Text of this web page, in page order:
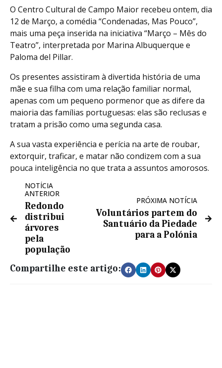
O Centro Cultural de Campo Maior recebeu ontem, dia
12 de Março, a comédia “Condenadas, Mas Pouco”,
mais uma peça inserida na iniciativa “Março – Mês do
Teatro”, interpretada por Marina Albuquerque e
Paloma del Pillar.
Os presentes assistiram à divertida história de uma
mãe e sua filha com uma relação familiar normal,
apenas com um pequeno pormenor que as difere da
maioria das famílias portuguesas: elas são reclusas e
tratam a prisão como uma segunda casa.
A sua vasta experiência e perícia na arte de roubar,
extorquir, traficar, e matar não condizem com a sua
pouca inteligência no que trata a assuntos amorosos.
NOTÍCIA
ANTERIOR
Redondo
distribui
árvores
pela
população
PRÓXIMA NOTÍCIA
Voluntários partem do
Santuário da Piedade
para a Polónia
Compartilhe este artigo: